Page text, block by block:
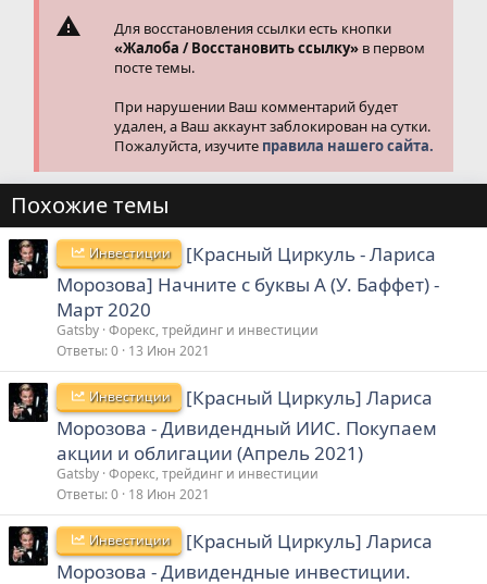
Для восстановления ссылки есть кнопки
«Жалоба / Восстановить ссылку» в первом
посте темы.
При нарушении Ваш комментарий будет
удален, а Ваш аккаунт заблокирован на сутки.
Пожалуйста, изучите правила нашего сайта.
Похожие темы
Инвестиции
[Красный Циркуль - Лариса
Морозова] Начните с буквы А (У. Баффет) -
Март 2020
Gatsby Форекс, трейдинг и инвестиции
Ответы 0 13 Июн 2021
Инвестиции
[Красный Циркуль] Лариса
Морозова - Дивидендный ИИС. Покупаем
акции и облигации (Апрель 2021)
Gatsby Форекс, трейдинг и инвестиции
Ответы 0 18 Июн 2021
Инвестиции
[Красный Циркуль] Лариса
Морозова - Дивидендные инвестиции.